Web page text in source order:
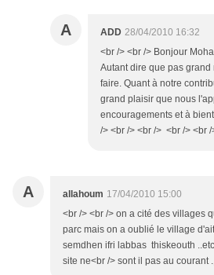
A ADD 28/04/2010 16:32
<br /> <br /> Bonjour
Autant dire que pas grand
faire. Quant à notre
grand plaisir que nous
encouragements et à
/> <br /> <br /> <br /> <br /
A allahoum 17/04/2010 15:00
<br /> <br /> on a cité des villages
parc mais on a oublié le village
semdhen ifri labbas thiskeouth
site ne<br /> sont il pas au courant